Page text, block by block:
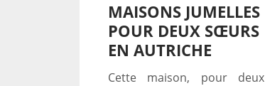
MAISONS JUMELLES
POUR DEUX SŒURS
EN AUTRICHE
Cette maison, pour deux